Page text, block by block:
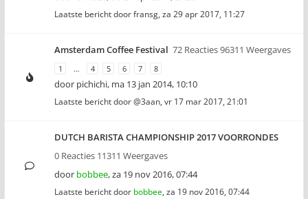
Laatste bericht doorfransg, za 29 apr 2017, 11:27
Amsterdam Coffee Festival 72 Reacties 96311 Weergaves
1 … 4 5 6 7 8
door pichichi, ma 13 jan 2014, 10:10
Laatste bericht door@3aan, vr 17 mar 2017, 21:01
DUTCH BARISTA CHAMPIONSHIP 2017 VOORRONDES
0 Reacties 11311 Weergaves
door bobbee,za 19 nov 2016, 07:44
Laatste bericht door bobbee, za 19 nov 2016, 07:44